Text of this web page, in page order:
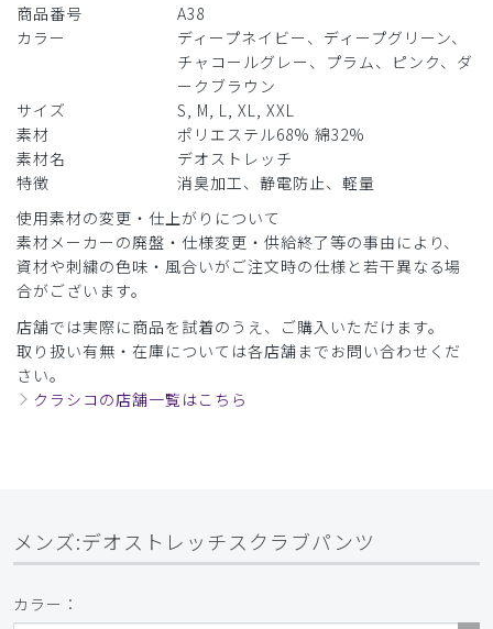
年齢:40代 171-175cm
防臭性にかなり優れている
洗濯に出すのが遅れて連続で使用することがあっても臭わな
いです
商品：
A38メンズ:デオストレッチスクラブパンツ/ディ
ープグリーン/M
役に立った 0
YA様
購入確認済み
年齢: 30代 身長:171-175cm
役に立った 0
​1 ​2 ​3
商品番号
A38
カラー
ディープネイビー、ディープグリーン、
チャコールグレー、プラム、ピンク、ダ
ークブラウン
サイズ
S, M, L, XL, XXL
素材
ポリエステル68% 綿32%
素材名
デオストレッチ
特徴
消臭加工、静電防止、軽量
使用素材の変更・仕上がりについて
素材メーカーの廃盤・仕様変更・供給終了等の事由により、
資材や刺繍の色味・風合いがご注文時の仕様と若干異なる場
合がございます。
店舗では実際に商品を試着のうえ、ご購入いただけます。
取り扱い有無・在庫については各店舗までお問い合わせくだ
さい。
クラシコの店舗一覧はこちら
メンズ:デオストレッチスクラブパンツ
カラー：